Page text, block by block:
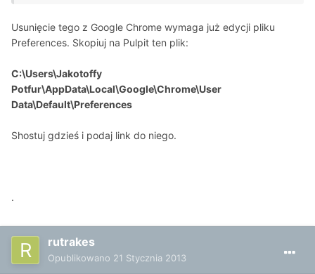
Usunięcie tego z Google Chrome wymaga już edycji pliku
Preferences. Skopiuj na Pulpit ten plik:
C:\Users\Jakotoffy
Potfur\AppData\Local\Google\Chrome\User
Data\Default\Preferences
Shostuj gdzieś i podaj link do niego.
.
rutrakes
Opublikowano 21 Stycznia 2013